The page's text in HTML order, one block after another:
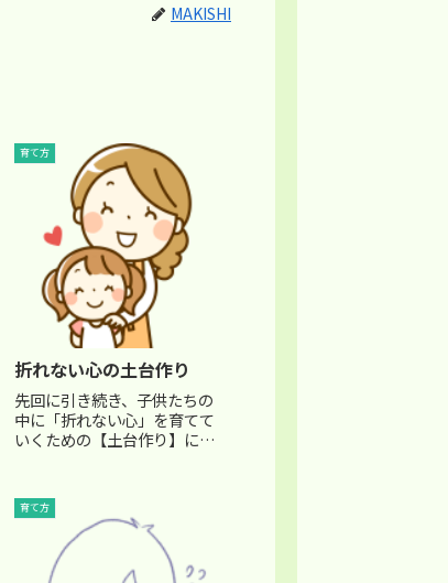
MAKISHI
育て方
折れない心の土台作り
先回に引き続き、子供たちの
中に「折れない心」を育てて
いくための【土台作り】につ
で、 「自分は認められてい
る」という気持ちがあると
き、心が平静に保たれるので
す。「自分は認められてい
育て方